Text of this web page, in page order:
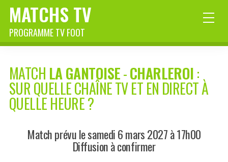
MATCHS TV
PROGRAMME TV FOOT
MATCH LA GANTOISE-CHARLEROI:
SUR QUELLE CHAÎNE TV ET EN DIRECT À
QUELLE HEURE ?
Match prévu le samedi 6 mars 2027 à 17h00
Diffusion à confirmer